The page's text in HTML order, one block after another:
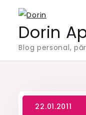
contentDorin
Blog personal,